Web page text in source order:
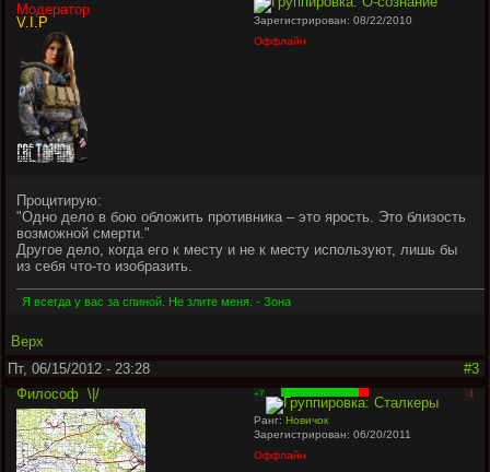
Модератор
V.I.P
Зарегистрирован: 08/22/2010
Оффлайн
Процитирую:
"Одно дело в бою обложить противника – это ярость. Это близость
возможной смерти."
Другое дело, когда его к месту и не к месту используют, лишь бы
из себя что-то изобразить.
Я всегда у вас за спиной. Не злите меня. - Зона
Верх
Пт, 06/15/2012 - 23:28
#3
Философ \|/ +7 -1
Ранг:Новичок
Зарегистрирован: 06/20/2011
Оффлайн